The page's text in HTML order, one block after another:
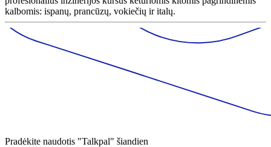
kalbomis: ispanų, prancūzų, vokiečių ir italų.
Pradėkite naudotis "Talkpal" šiandien